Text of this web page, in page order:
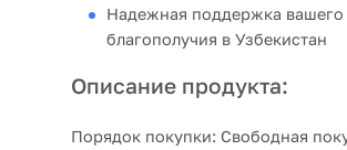
Надежная поддержка вашего
благополучия в Узбекистан
Описание продукта:
Порядок покупки: Свободная